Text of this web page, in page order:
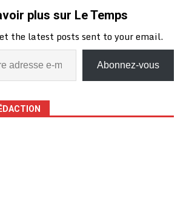
plus sur Le Temps
the latest posts sent to your email.
Abonnez-vous